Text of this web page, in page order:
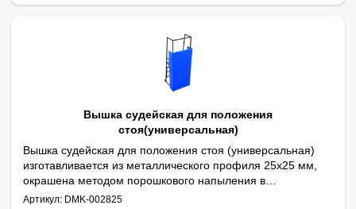
Вышка судейская для положения
стоя(универсальная)
Вышка судейская для положения стоя (универсальная)
изготавливается из металлического профиля 25х25 мм,
окрашена методом порошкового напыления в
электростатическом поле. Торцы вышки облицованы
Параметры:
Высота - 2500 мм
Артикул: DMK-002825